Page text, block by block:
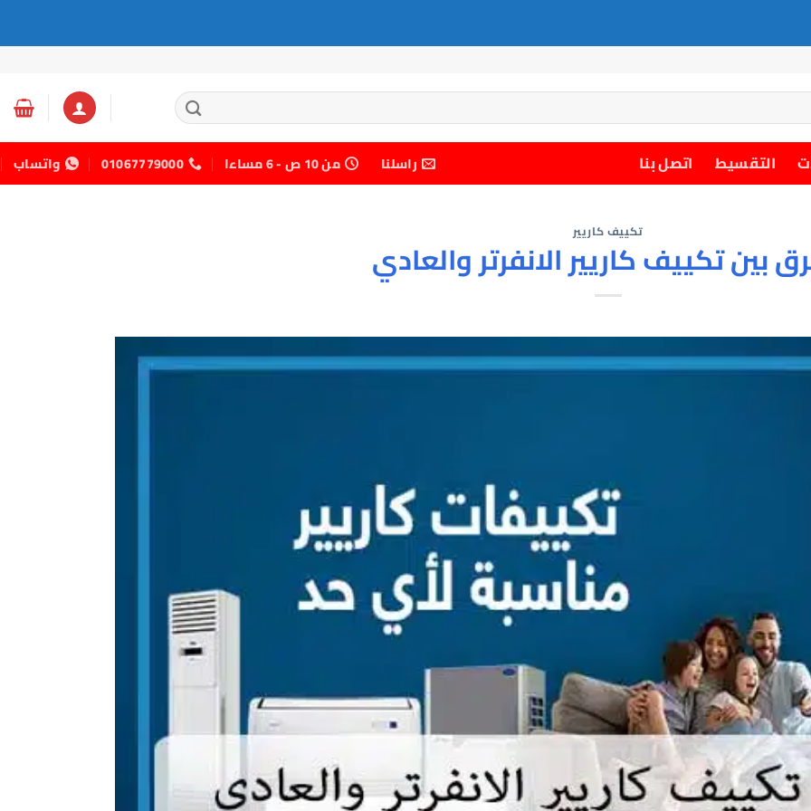
التقسيط اتصل بنا راسلنا من 10 ص - 6 مساءا 01067779000 واتساب
تكييف كاريير
بين تكييف كاريير الانفرتر والعادي